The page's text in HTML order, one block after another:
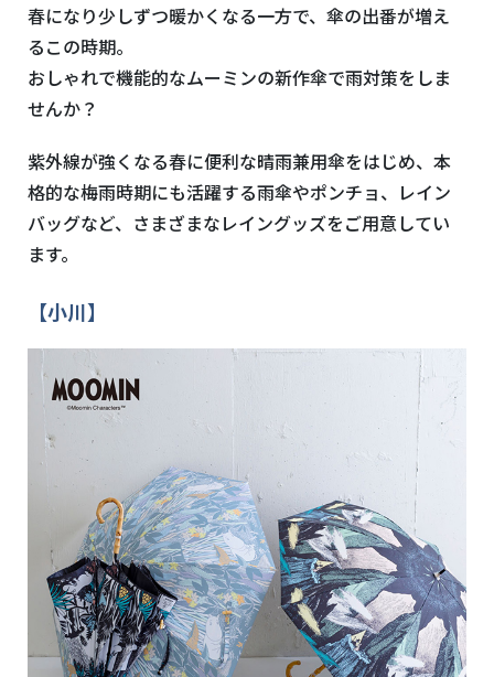
春になり少しずつ暖かくなる一方で、傘の出番が増え
るこの時期。
おしゃれで機能的なムーミンの新作傘で雨対策をしま
せんか？
紫外線が強くなる春に便利な晴雨兼用傘をはじめ、本
格的な梅雨時期にも活躍する雨傘やポンチョ、レイン
バッグなど、さまざまなレイングッズをご用意してい
ます。
【小川】